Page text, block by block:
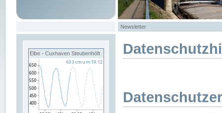
Newsletter
Elbe - Cuxhaven Steubenhöft